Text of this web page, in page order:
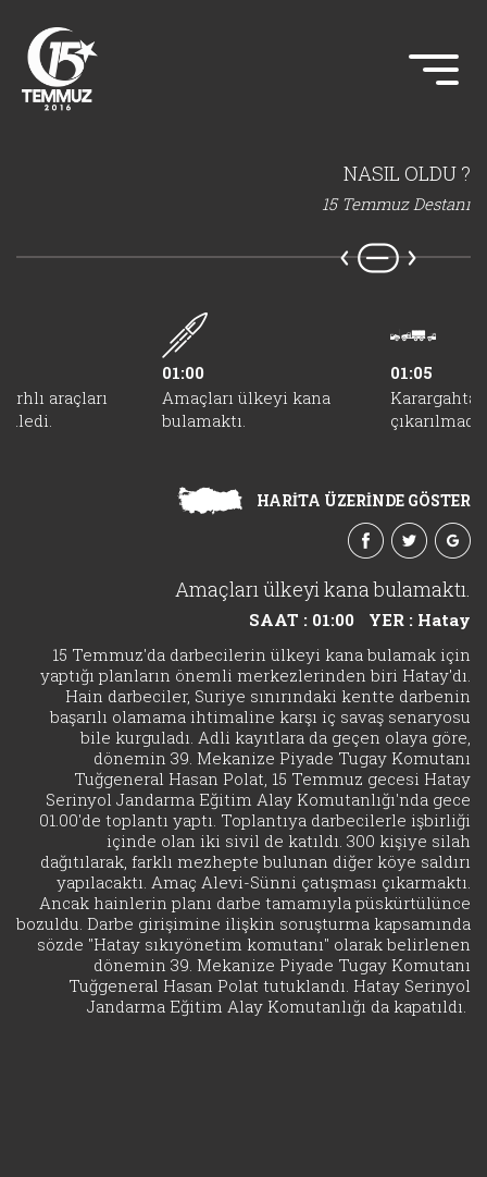
NASIL OLDU ?
15 Temmuz Destanı
araçları
01:00
Amaçları ülkeyi kana
bulamaktı.
01:05
çıkarılmadı.
HARİTA ÜZERİNDE GÖSTER
Amaçları ülkeyi kana bulamaktı.
SAAT : 01:00
YER : Hatay
15 Temmuz'da darbecilerin ülkeyi kana bulamak için
yaptığı planların önemli merkezlerinden biri Hatay'dı.
Hain darbeciler, Suriye sınırındaki kentte darbenin
başarılı olamama ihtimaline karşı iç savaş senaryosu
bile kurguladı. Adli kayıtlara da geçen olaya göre,
dönemin 39. Mekanize Piyade Tugay Komutanı
Tuğgeneral Hasan Polat, 15 Temmuz gecesi Hatay
Serinyol Jandarma Eğitim Alay Komutanlığı'nda gece
01.00'de toplantı yaptı. Toplantıya darbecilerle işbirliği
içinde olan iki sivil de katıldı. 300 kişiye silah
dağıtılarak, farklı mezhepte bulunan diğer köye saldırı
yapılacaktı. Amaç Alevi-Sünni çatışması çıkarmaktı.
Ancak hainlerin planı darbe tamamıyla püskürtülünce
bozuldu. Darbe girişimine ilişkin soruşturma kapsamında
sözde "Hatay sıkıyönetim komutanı" olarak belirlenen
dönemin 39. Mekanize Piyade Tugay Komutanı
Tuğgeneral Hasan Polat tutuklandı. Hatay Serinyol
Jandarma Eğitim Alay Komutanlığı da kapatıldı.